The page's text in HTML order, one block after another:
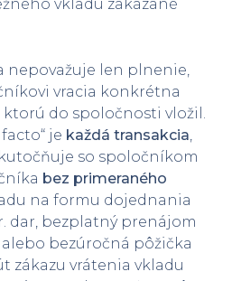
vkladu zakázané
nepovažuje len plnenie,
vracia konkrétna
do spoločnosti vložil.
je každá transakcia,
so spoločníkom
bez primeraného
na formu dojednania
dar, bezplatný prenájom
bezúročná pôžička
zákazu vrátenia vkladu